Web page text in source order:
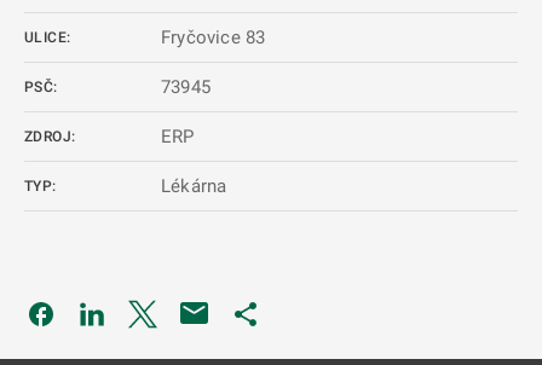
ULICE: Fryčovice 83
PSČ: 73945
ZDROJ: ERP
TYP: Lékárna
Odkaz se otevře na nové kartě
Odkaz se otevře na nové kartě
Odkaz se otevře na nové kartě